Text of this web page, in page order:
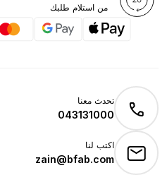
من استلام طلبك
تحدث معنا
043131000
اكتب لنا
zain@bfab.com